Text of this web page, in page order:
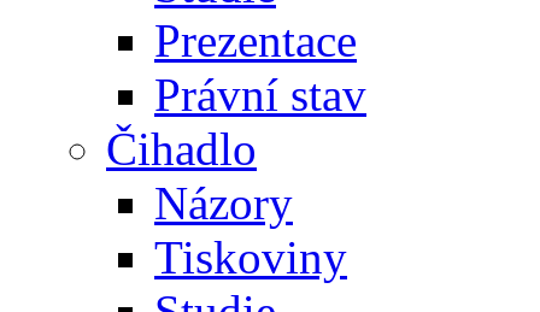
Prezentace
Právní stav
Čihadlo
Názory
Tiskoviny